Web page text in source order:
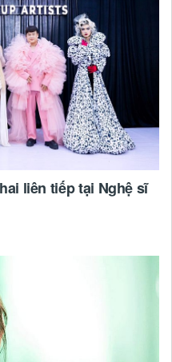
liên tiếp tại Nghệ sĩ